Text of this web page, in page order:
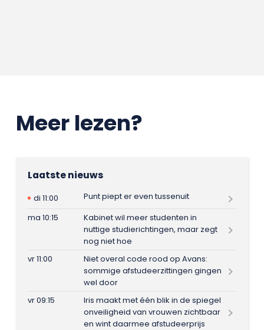
Meer lezen?
Laatste nieuws
di 11:00
Punt piept er even tussenuit
ma 10:15
Kabinet wil meer studenten in
nuttige studierichtingen, maar zegt
nog niet hoe
vr 11:00
Niet overal code rood op Avans:
sommige afstudeerzittingen gingen
wel door
vr 09:15
Iris maakt met één blik in de spiegel
onveiligheid van vrouwen zichtbaar
en wint daarmee afstudeerprijs